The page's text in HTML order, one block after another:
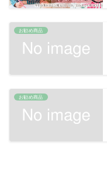
お勧め商品
お勧め商品